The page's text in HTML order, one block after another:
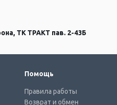
ТК ТРАКТ пав. 2-43Б
Помощь
Правила работы
Возврат и обмен